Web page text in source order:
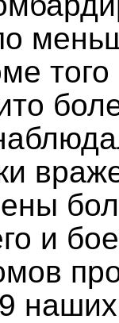
и